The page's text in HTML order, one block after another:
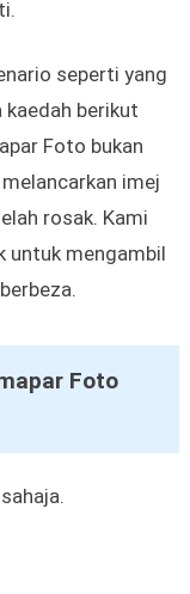
seperti yang
kaedah berikut
Foto bukan
imej
rosak. Kami
untuk mengambil
Foto